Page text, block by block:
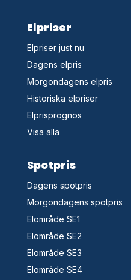
Elpriser
Elpriser just nu
Dagens elpris
Morgondagens elpris
Historiska elpriser
Elprisprognos
Visa alla
Spotpris
Dagens spotpris
Morgondagens spotpris
Elområde SE1
Elområde SE2
Elområde SE3
Elområde SE4